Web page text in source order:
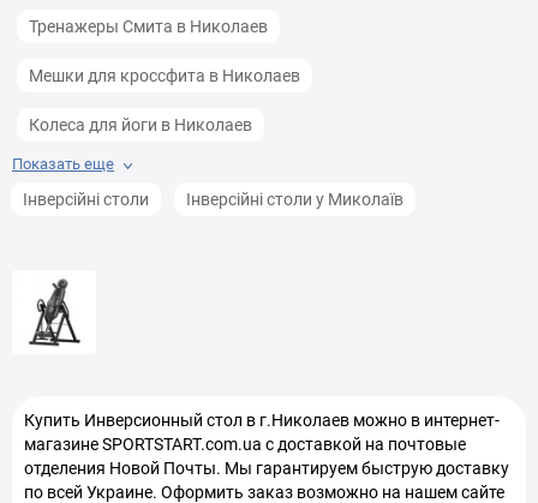
Тренажеры Смита в Николаев
Мешки для кроссфита в Николаев
Колеса для йоги в Николаев
Боксерские груши в Николаев
Балансировочные подушки в Николаев
Тренажеры для спины в Николаев
Тумбы для кроссфита в Николаев
Показать еще
Інверсійні столи Інверсійні столи у Миколаїв
Купить Инверсионный стол в г.Николаев можно в интернет-
магазине SPORTSTART.com.ua с доставкой на почтовые
отделения Новой Почты. Мы гарантируем быструю доставку
по всей Украине. Оформить заказ возможно на нашем сайте